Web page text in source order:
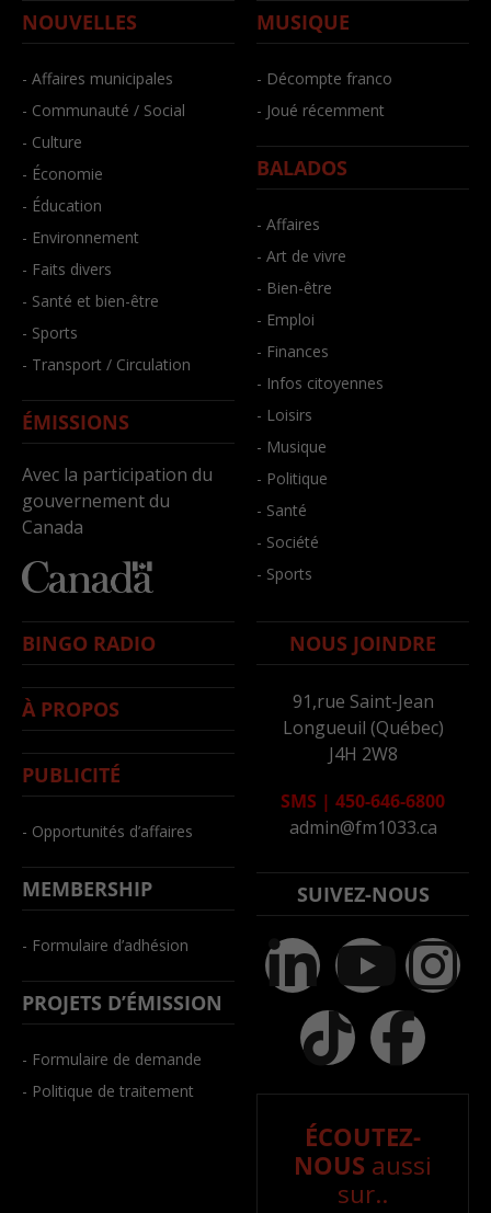
NOUVELLES
- Affaires municipales
- Communauté / Social
- Culture
- Économie
- Éducation
- Environnement
- Faits divers
- Santé et bien-être
- Sports
- Transport / Circulation
ÉMISSIONS
Avec la participation du
gouvernement du
Canada
MUSIQUE
- Décompte franco
- Joué récemment
BALADOS
- Affaires
- Art de vivre
- Bien-être
- Emploi
- Finances
- Infos citoyennes
- Loisirs
- Musique
- Politique
- Santé
- Société
- Sports
BINGO RADIO
À PROPOS
PUBLICITÉ
- Opportunités d’affaires
MEMBERSHIP
- Formulaire d’adhésion
PROJETS D’ÉMISSION
- Formulaire de demande
- Politique de traitement
NOUS JOINDRE
91,rue Saint-Jean
Longueuil (Québec)
J4H 2W8
SMS | 450-646-6800
admin@fm1033.ca
SUIVEZ-NOUS
ÉCOUTEZ-
NOUS aussi
sur..